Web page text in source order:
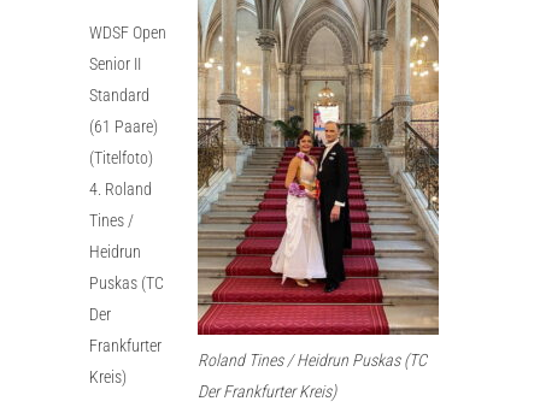
Roland Tines / Heidrun Puskas (TC
Der Frankfurter Kreis)
WDSF Open
Senior II
Standard
(61 Paare)
(Titelfoto)
4. Roland
Tines /
Heidrun
Puskas (TC
Der
Frankfurter
Kreis)